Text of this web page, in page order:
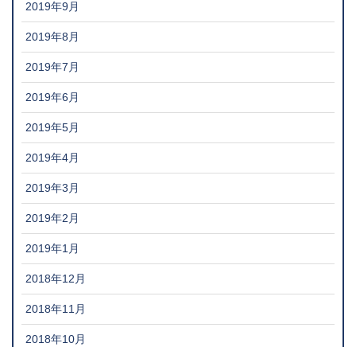
2019年9月
2019年8月
2019年7月
2019年6月
2019年5月
2019年4月
2019年3月
2019年2月
2019年1月
2018年12月
2018年11月
2018年10月